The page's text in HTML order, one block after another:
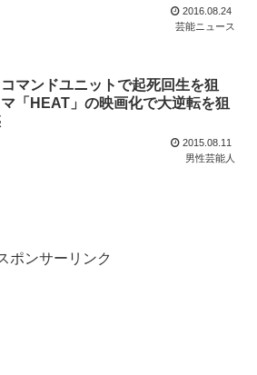
2016.08.24
芸能ニュース
マンドユニットで起死回生を狙
「HEAT」の映画化で大逆転を狙
2015.08.11
男性芸能人
ポンサーリンク